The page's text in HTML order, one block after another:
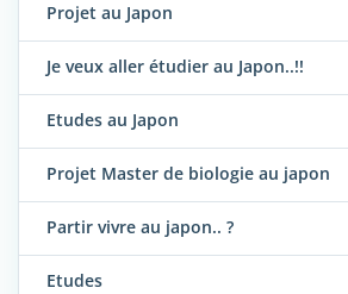
Projet au Japon
Je veux aller étudier au Japon..!!
Etudes au Japon
Projet Master de biologie au japon
Partir vivre au japon.. ?
Etudes